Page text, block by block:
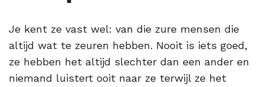
Je kent ze vast wel: van die zure mensen die
altijd wat te zeuren hebben. Nooit is iets goed,
ze hebben het altijd slechter dan een ander en
niemand luistert ooit naar ze terwijl ze het